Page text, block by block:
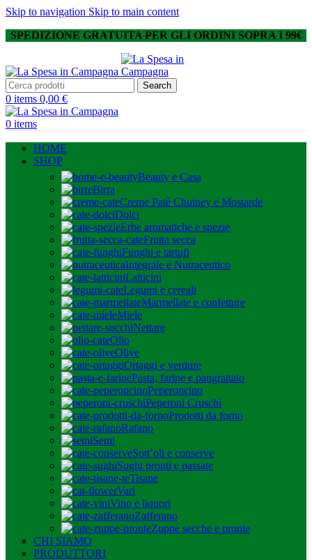
Skip to navigation Skip to main content
SPEDIZIONE GRATUITA PER GLI ORDINI SOPRA I 99€
Search
0 items 0,00 €
0 items
HOME
SHOP
Beauty e Casa
Birra
Creme Patè Chutney e Mostarde
Dolci
Erbe aromatiche e spezie
Frutta secca
Funghi e tartufi
Integrale e Nutraceutico
Latticini
Legumi e cereali
Marmellate e confetture
Miele
Nettare
Olio
Olive
Ortaggi e verdure
Pasta, farine e pangrattato
Peperoncino
Peperoni Cruschi
Prodotti da forno
Rafano
Semi
Sott’oli e conserve
Sughi pronti e passate
Tisane
Vari
Vino e liquori
Zafferano
Zuppe secche e pronte
CHI SIAMO
PRODUTTORI